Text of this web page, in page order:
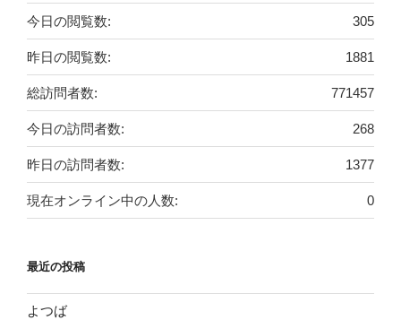
305
今日の閲覧数:
1881
昨日の閲覧数:
771457
総訪問者数:
268
今日の訪問者数:
1377
昨日の訪問者数:
0
現在オンライン中の人数:
最近の投稿
よつば